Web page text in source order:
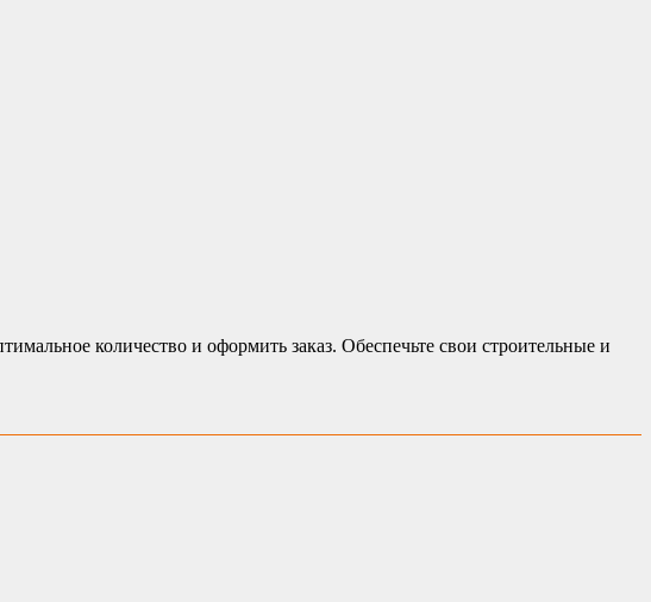
количество и оформить заказ. Обеспечьте свои строительные и